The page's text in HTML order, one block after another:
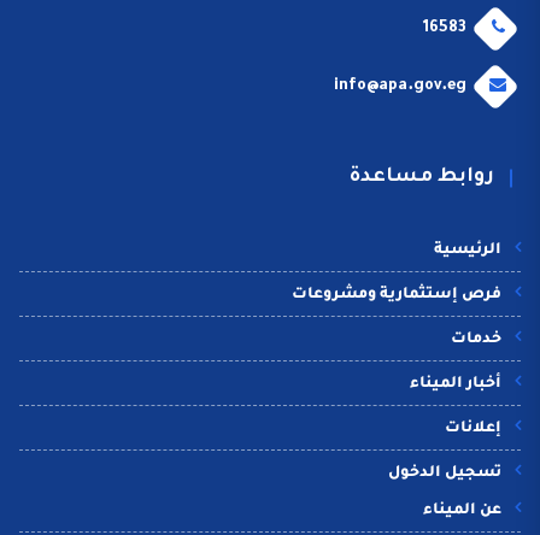
16583
info@apa.gov.eg
روابط مساعدة
الرئيسية
فرص إستثمارية ومشروعات
خدمات
أخبار الميناء
إعلانات
تسجيل الدخول
عن الميناء